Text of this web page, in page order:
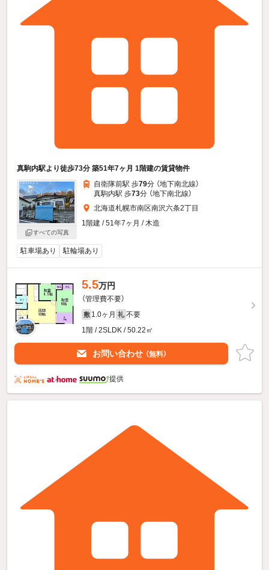
真駒内駅より徒歩73分 築51年7ヶ月 1階建の賃貸物件
すべての写真
自衛隊前駅 歩79分 （地下南北線）
真駒内駅 歩73分 （地下南北線）
北海道札幌市南区南沢六条2丁目
1階建 / 51年7ヶ月 / 木造
駐車場あり 駐輪場あり
5.5万円
（管理費不要）
敷 1.0ヶ月 礼 不要
1階 / 2SLDK / 50.22㎡
お問い合わせ （無料）
提供